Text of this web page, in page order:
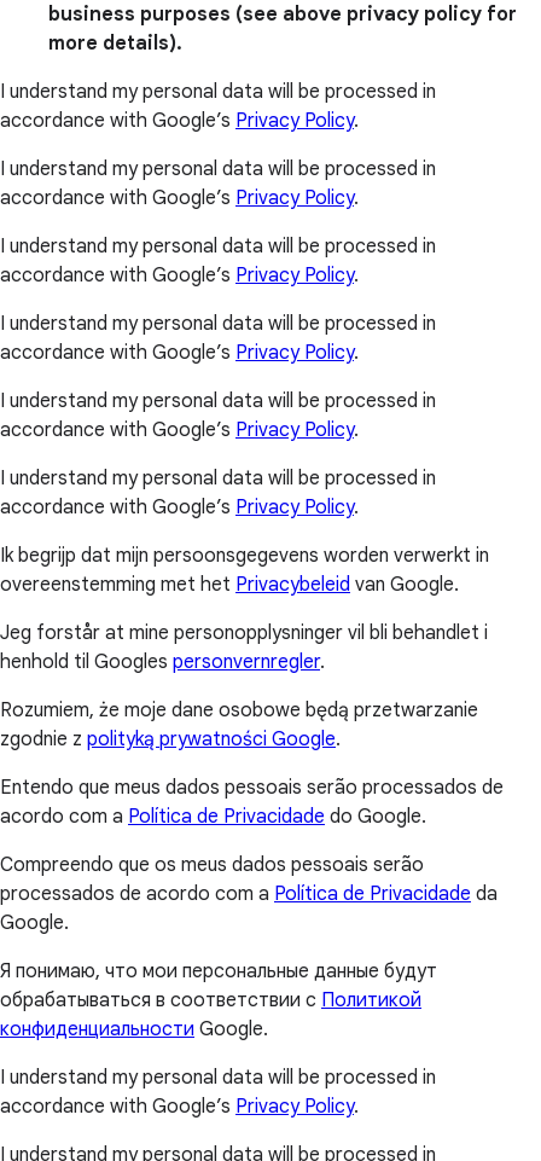
business purposes (see above privacy policy for
more details).
I understand my personal data will be processed in
accordance with Google’s Privacy Policy.
I understand my personal data will be processed in
accordance with Google’s Privacy Policy.
I understand my personal data will be processed in
accordance with Google’s Privacy Policy.
I understand my personal data will be processed in
accordance with Google’s Privacy Policy.
I understand my personal data will be processed in
accordance with Google’s Privacy Policy.
I understand my personal data will be processed in
accordance with Google’s Privacy Policy.
Ik begrijp dat mijn persoonsgegevens worden verwerkt in
overeenstemming met het Privacybeleid van Google.
Jeg forstår at mine personopplysninger vil bli behandlet i
henhold til Googles personvernregler.
Rozumiem, że moje dane osobowe będą przetwarzanie
zgodnie z polityką prywatności Google.
Entendo que meus dados pessoais serão processados de
acordo com a Política de Privacidade do Google.
Compreendo que os meus dados pessoais serão
processados de acordo com a Política de Privacidade da
Google.
Я понимаю, что мои персональные данные будут
обрабатываться в соответствии с Политикой
конфиденциальности Google.
I understand my personal data will be processed in
accordance with Google’s Privacy Policy.
I understand my personal data will be processed in